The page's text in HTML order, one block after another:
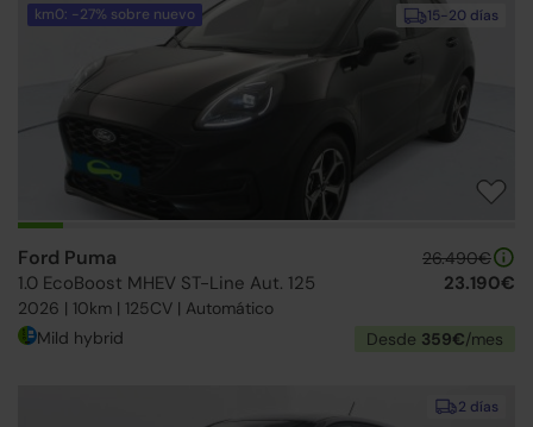
15-20 días
km0: -27% sobre nuevo
Ford Puma
1.0 EcoBoost MHEV ST-Line Aut. 125
2026 | 10km | 125CV | Automático
26.490€
23.190€
Mild hybrid Desde 359€/mes
2 días